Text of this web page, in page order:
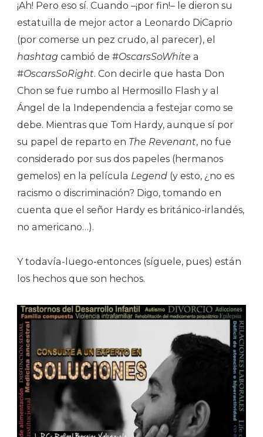
¡Ah! Pero eso sí. Cuando –¡por fin!– le dieron su
estatuilla de mejor actor a Leonardo DiCaprio
(por comerse un pez crudo, al parecer), el
hashtag cambió de #OscarsSoWhite a
#OscarsSoRight. Con decirle que hasta Don
Chon se fue rumbo al Hermosillo Flash y al
Ángel de la Independencia a festejar como se
debe. Mientras que Tom Hardy, aunque sí por
su papel de reparto en The Revenant, no fue
considerado por sus dos papeles (hermanos
gemelos) en la película Legend (y esto, ¿no es
racismo o discriminación? Digo, tomando en
cuenta que el señor Hardy es británico-irlandés,
no americano…).
Y todavía-luego-entonces (síguele, pues) están
los hechos que son hechos.